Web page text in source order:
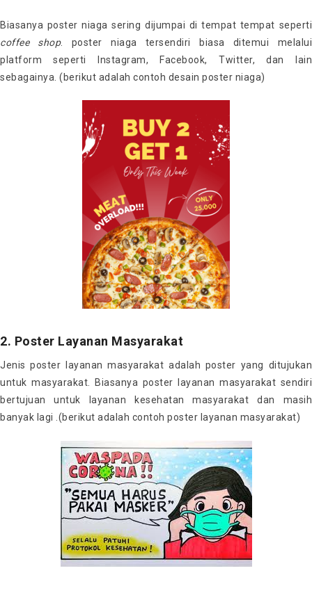
Biasanya poster niaga sering dijumpai di tempat tempat seperti
coffee shop. poster niaga tersendiri biasa ditemui melalui
platform seperti Instagram, Facebook, Twitter, dan lain
sebagainya. (berikut adalah contoh desain poster niaga)
2. Poster Layanan Masyarakat
Jenis poster layanan masyarakat adalah poster yang ditujukan
untuk masyarakat. Biasanya poster layanan masyarakat sendiri
bertujuan untuk layanan kesehatan masyarakat dan masih
banyak lagi .(berikut adalah contoh poster layanan masyarakat)